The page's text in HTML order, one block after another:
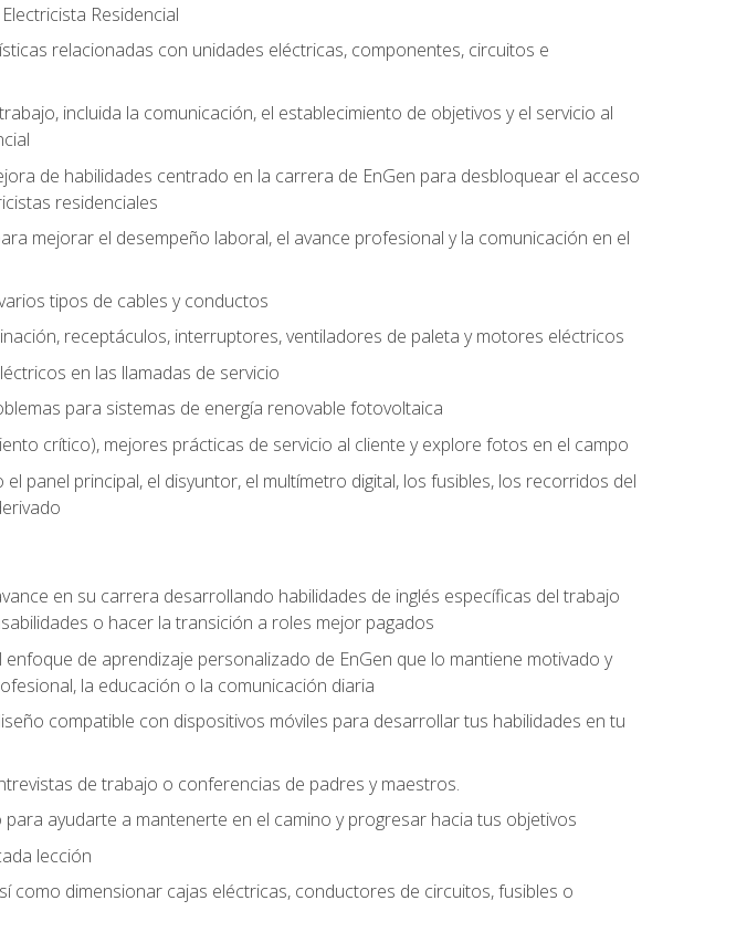
Electricista Residencial
relacionadas con unidades eléctricas, componentes, circuitos e
incluida la comunicación, el establecimiento de objetivos y el servicio al
de habilidades centrado en la carrera de EnGen para desbloquear el acceso
residenciales
mejorar el desempeño laboral, el avance profesional y la comunicación en el
tipos de cables y conductos
receptáculos, interruptores, ventiladores de paleta y motores eléctricos
en las llamadas de servicio
para sistemas de energía renovable fotovoltaica
crítico), mejores prácticas de servicio al cliente y explore fotos en el campo
panel principal, el disyuntor, el multímetro digital, los fusibles, los recorridos del
en su carrera desarrollando habilidades de inglés específicas del trabajo
o hacer la transición a roles mejor pagados
de aprendizaje personalizado de EnGen que lo mantiene motivado y
la educación o la comunicación diaria
compatible con dispositivos móviles para desarrollar tus habilidades en tu
de trabajo o conferencias de padres y maestros.
ayudarte a mantenerte en el camino y progresar hacia tus objetivos
lección
como dimensionar cajas eléctricas, conductores de circuitos, fusibles o